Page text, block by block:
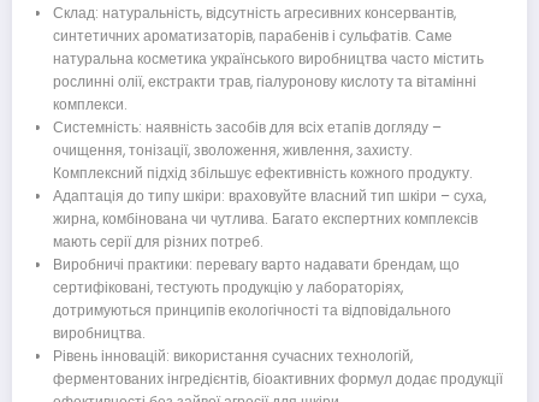
Склад: натуральність, відсутність агресивних консервантів,
синтетичних ароматизаторів, парабенів і сульфатів. Саме
натуральна косметика українського виробництва часто містить
рослинні олії, екстракти трав, гіалуронову кислоту та вітамінні
комплекси.
Системність: наявність засобів для всіх етапів догляду –
очищення, тонізації, зволоження, живлення, захисту.
Комплексний підхід збільшує ефективність кожного продукту.
Адаптація до типу шкіри: враховуйте власний тип шкіри – суха,
жирна, комбінована чи чутлива. Багато експертних комплексів
мають серії для різних потреб.
Виробничі практики: перевагу варто надавати брендам, що
сертифіковані, тестують продукцію у лабораторіях,
дотримуються принципів екологічності та відповідального
виробництва.
Рівень інновацій: використання сучасних технологій,
ферментованих інгредієнтів, біоактивних формул додає продукції